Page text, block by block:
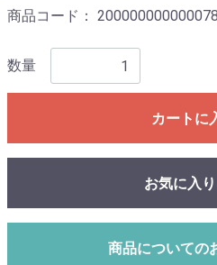
商品コード：
数量
カートに
お気に入
商品についての